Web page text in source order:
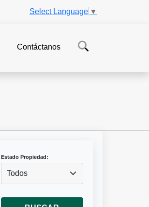
Select Language ▼
Contáctanos
Estado Propiedad:
Todos